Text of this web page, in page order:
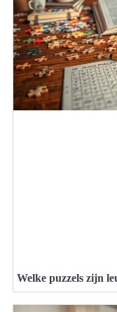
Welke puzzels zijn